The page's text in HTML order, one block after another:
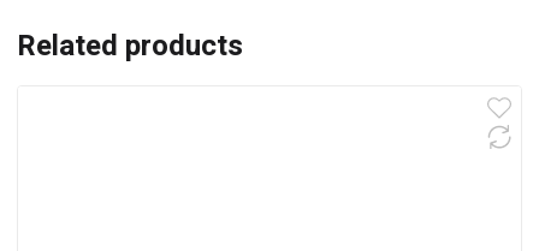
Related products